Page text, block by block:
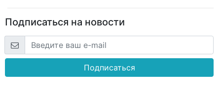
Подписаться на новости
Подписаться